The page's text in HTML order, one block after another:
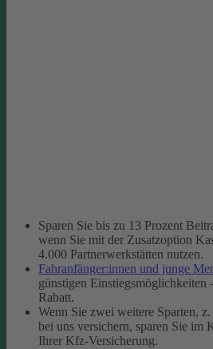
Sparen Sie bis zu 13 Prozent
wenn Sie mit der Zusatzoption
4.000 Partnerwerkstätten nutzen.
Fahranfänger:innen und junge
günstigen Einstiegsmöglichkeiten
Rabatt.
Wenn Sie zwei weitere Sparten,
bei uns versichern, sparen Sie im
Ihrer Kfz-Versicherung.